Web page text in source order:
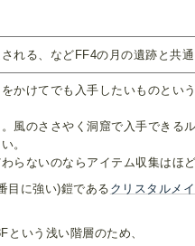
れる、などFF4の月の遺跡と共通
かけてでも入手したいものとい
風のささやく洞窟で入手できるル
。
らないのならアイテム収集はほど
目に強い)鎧である クリスタルメ
いう浅い階層のため、